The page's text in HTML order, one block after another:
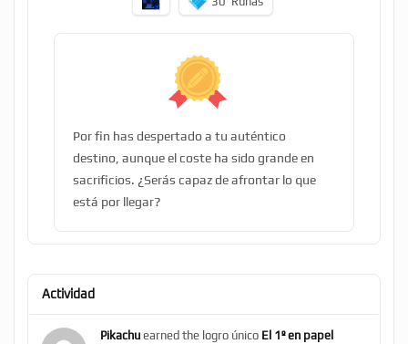
Por fin has despertado a tu auténtico
destino, aunque el coste ha sido grande en
sacrificios. ¿Serás capaz de afrontar lo que
está por llegar?
Actividad
Pikachu earned the logro único El 1º en papel